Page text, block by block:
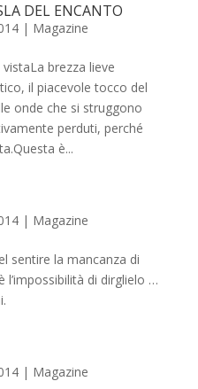
DEL ENCANTO
| Magazine
brezza lieve
il piacevole tocco del
onde che si struggono
perduti, perché
è...
| Magazine
sentire la mancanza di
l’impossibilità di dirglielo …
| Magazine